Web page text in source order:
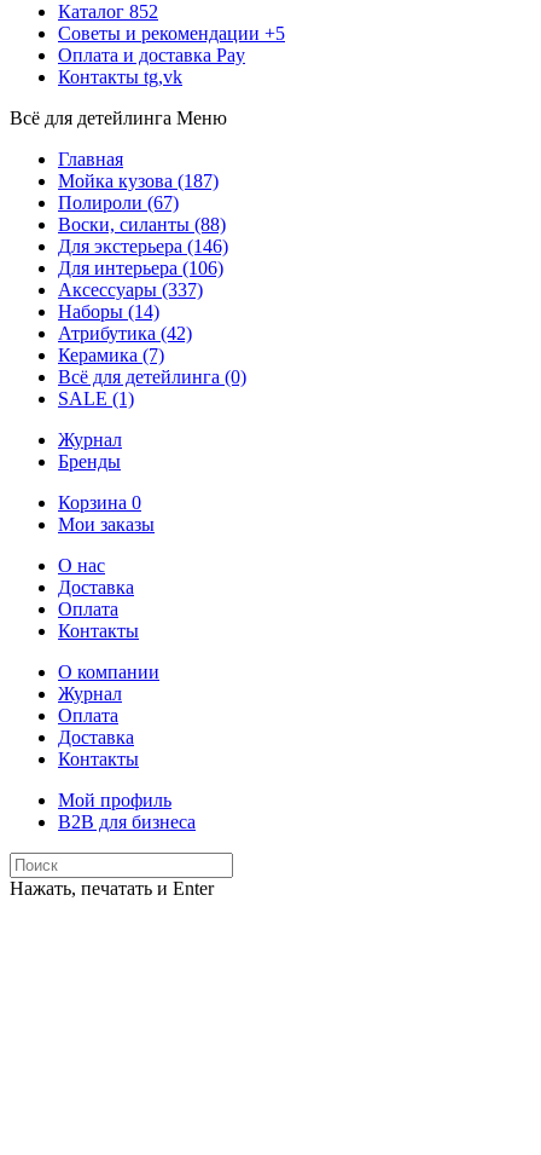
Каталог 852
Советы и рекомендации +5
Оплата и доставка Pay
Контакты tg,vk
Всё для детейлинга Меню
Главная
Мойка кузова (187)
Полироли (67)
Воски, силанты (88)
Для экстерьера (146)
Для интерьера (106)
Аксессуары (337)
Наборы (14)
Атрибутика (42)
Керамика (7)
Всё для детейлинга (0)
SALE (1)
Журнал
Бренды
Корзина 0
Мои заказы
О нас
Доставка
Оплата
Контакты
О компании
Журнал
Оплата
Доставка
Контакты
Мой профиль
B2B для бизнеса
Нажать, печатать и Enter